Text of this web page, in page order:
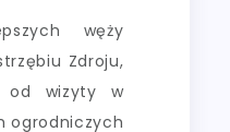
węży
Zdroju,
od wizyty w
ogrodniczych